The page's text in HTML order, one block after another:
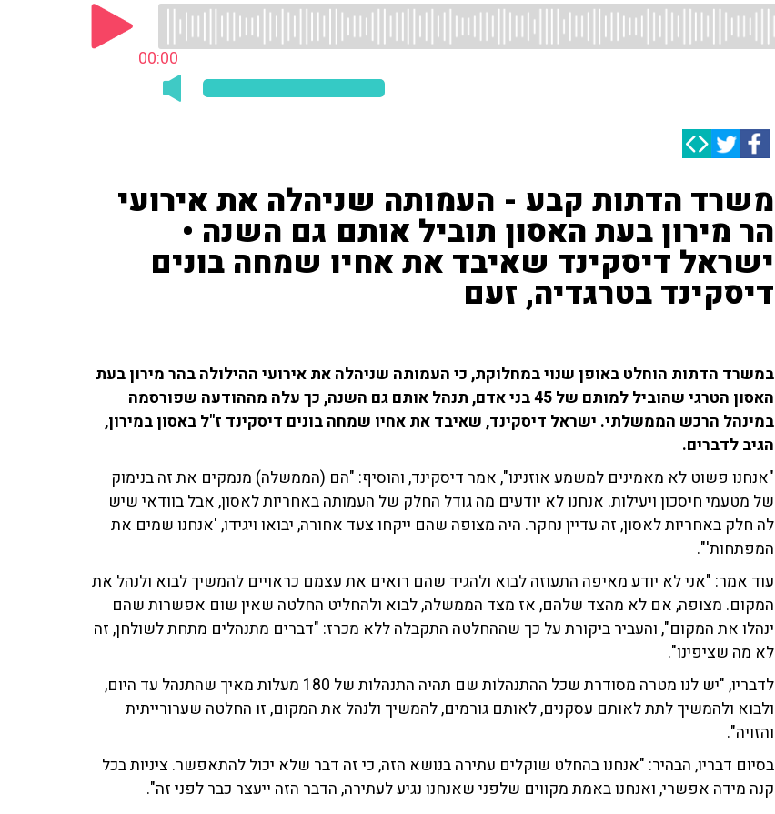
00:00
משרד הדתות קבע - העמותה שניהלה את אירועי
הר מירון בעת האסון תוביל אותם גם השנה •
ישראל דיסקינד שאיבד את אחיו שמחה בונים
דיסקינד בטרגדיה, זעם
במשרד הדתות הוחלט באופן שנוי במחלוקת, כי העמותה שניהלה את אירועי ההילולה בהר מירון בעת
האסון הטרגי שהוביל למותם של 45 בני אדם, תנהל אותם גם השנה, כך עלה מההודעה שפורסמה
במינהל הרכש הממשלתי. ישראל דיסקינד, שאיבד את אחיו שמחה בונים דיסקינד ז"ל באסון במירון,
הגיב לדברים.
"אנחנו פשוט לא מאמינים למשמע אוזנינו", אמר דיסקינד, והוסיף: "הם (הממשלה) מנמקים את זה בנימוק
של מטעמי חיסכון ויעילות. אנחנו לא יודעים מה גודל החלק של העמותה באחריות לאסון, אבל בוודאי שיש
לה חלק באחריות לאסון, זה עדיין נחקר. היה מצופה שהם ייקחו צעד אחורה, יבואו ויגידו, 'אנחנו שמים את
המפתחות'".
עוד אמר: "אני לא יודע מאיפה התעוזה לבוא ולהגיד שהם רואים את עצמם כראויים להמשיך לבוא ולנהל את
המקום. מצופה, אם לא מהצד שלהם, אז מצד הממשלה, לבוא ולהחליט החלטה שאין שום אפשרות שהם
ינהלו את המקום", והעביר ביקורת על כך שההחלטה התקבלה ללא מכרז: "דברים מתנהלים מתחת לשולחן, זה
לא מה שציפינו".
לדבריו, "יש לנו מטרה מסודרת שכל ההתנהלות שם תהיה התנהלות של 180 מעלות מאיך שהתנהל עד היום,
ולבוא ולהמשיך לתת לאותם עסקנים, לאותם גורמים, להמשיך ולנהל את המקום, זו החלטה שערורייתית
והזויה".
בסיום דבריו, הבהיר: "אנחנו בהחלט שוקלים עתירה בנושא הזה, כי זה דבר שלא יכול להתאפשר. ציניות בכל
קנה מידה אפשרי, ואנחנו באמת מקווים שלפני שאנחנו נגיע לעתירה, הדבר הזה ייעצר כבר לפני זה".